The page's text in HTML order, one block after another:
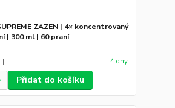
ZAZEN | 4× koncentrovaný
| 300 ml | 60 praní
4 dny
Přidat do košíku